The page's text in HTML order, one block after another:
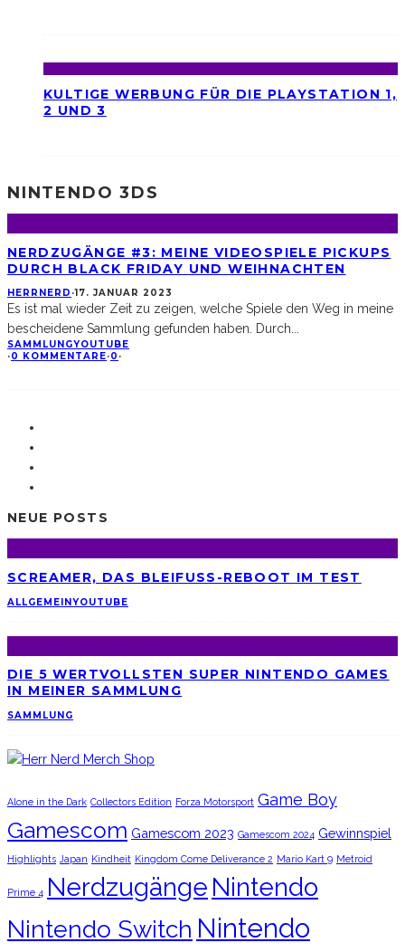
KULTIGE WERBUNG FÜR DIE PLAYSTATION 1,
2 UND 3
NINTENDO 3DS
NERDZUGÄNGE #3: MEINE VIDEOSPIELE PICKUPS
DURCH BLACK FRIDAY UND WEIHNACHTEN
HERRNERD ·17. JANUAR 2023
Es ist mal wieder Zeit zu zeigen, welche Spiele den Weg in meine
bescheidene Sammlung gefunden haben. Durch...
SAMMLUNGYOUTUBE
·0 KOMMENTARE·0 ·
NEUE POSTS
SCREAMER, DAS BLEIFUSS-REBOOT IM TEST
ALLGEMEINYOUTUBE
DIE 5 WERTVOLLSTEN SUPER NINTENDO GAMES
IN MEINER SAMMLUNG
SAMMLUNG
Alone in the Dark Collectors Edition Forza Motorsport Game Boy
Gamescom Gamescom 2023 Gamescom 2024 Gewinnspiel
Highlights Japan Kindheit Kingdom Come Deliverance 2 Mario Kart 9 Metroid
Prime 4 Nerdzugänge Nintendo
Nintendo Switch Nintendo